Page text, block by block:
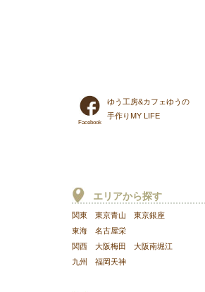
Facebook
ゆう工房&カフェゆうの
手作りMY LIFE
エリアから探す
関東 東京青山
東京銀座
東海 名古屋栄
関西 大阪梅田
大阪南堀江
九州 福岡天神